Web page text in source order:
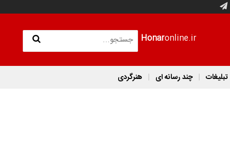
Honaronline.ir
تبلیغات چند رسانه ای هنرگردی